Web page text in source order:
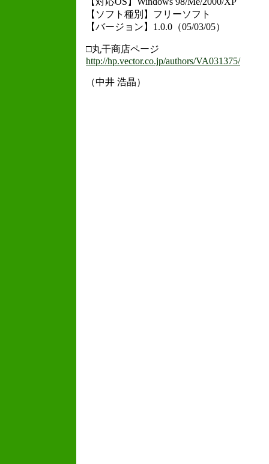
【ソフト種別】フリーソフト
【バージョン】1.0.0（05/03/05）
□丸干商店ページ
http://hp.vector.co.jp/authors/VA031375/
（中井 浩晶）